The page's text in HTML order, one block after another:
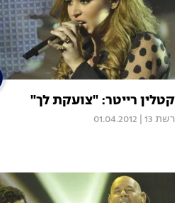
קטלין רייטר: "צועקת לך"
רשת 13 01.04.2012